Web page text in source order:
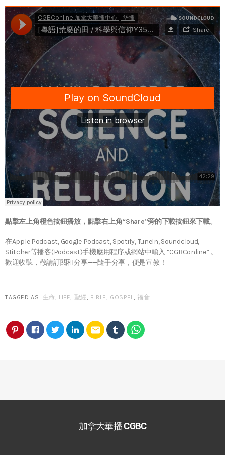
點擊左上角橙色按鈕播放，點擊右上角“Share”旁的下載按鈕來下載。
在Apple Podcast, Google Podcast, Spotify, TuneIn, Soundcloud,
Stitcher等播客(Podcast)手機應用程序或網站中輸入 “CGBConline” 。
歡迎收聽，敬請訂閱和分享——隨手分享，便是宣教！
TAGGED AS: 生命, LIFE, 聖經, BIBLE, GOSPEL,福音.
email
加拿大華播 CGBC